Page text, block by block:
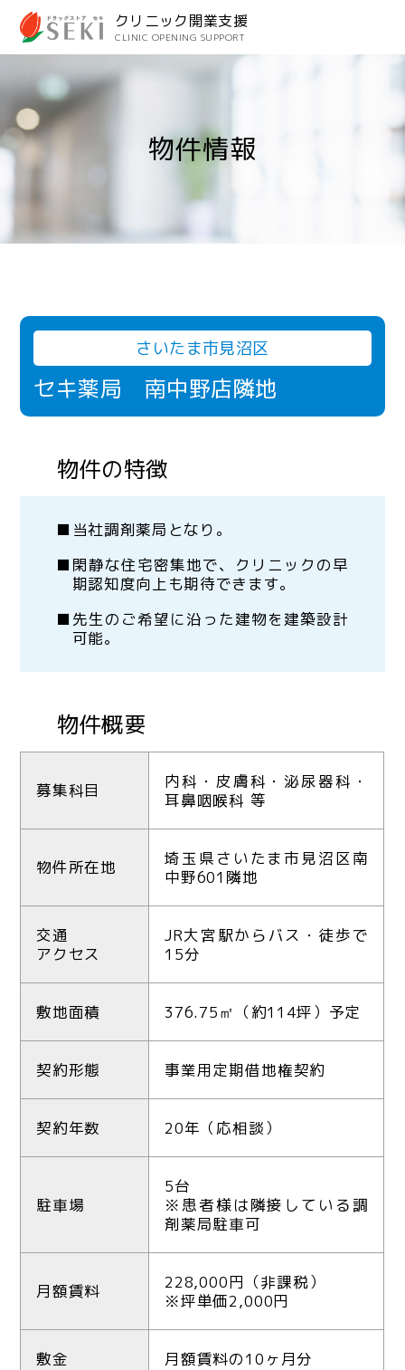
クリニック開業支援
CLINIC OPENING SUPPORT
物件情報
さいたま市見沼区
セキ薬局 南中野店隣地
物件の特徴
当社調剤薬局となり。
閑静な住宅密集地で、クリニックの早
期認知度向上も期待できます。
先生のご希望に沿った建物を建築設計
可能。
物件概要
募集科目
内科・皮膚科・泌尿器科・
耳鼻咽喉科 等
物件所在地
埼玉県さいたま市見沼区南
中野601隣地
交通
アクセス
JR大宮駅からバス・徒歩で
15分
敷地面積 376.75㎡（約114坪）予定
契約形態 事業用定期借地権契約
契約年数 20年（応相談）
駐車場
5台
※患者様は隣接している調
剤薬局駐車可
月額賃料
228,000円（非課税）
※坪単価2,000円
敷金 月額賃料の10ヶ月分